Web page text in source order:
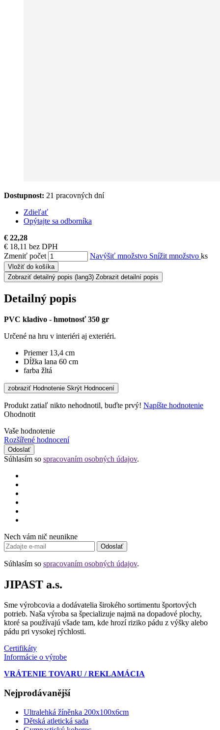
Dostupnost: 21 pracovných dní
Zdieľať
Opýtajte sa odborníka
€ 22,28
€ 18,11 bez DPH
Zmeniť počet
Navýšiť množstvo Snížit množstvo ks
Vložiť do košíka
Zobraziť detailný popis (lang3) Zobrazit detailní popis
Detailný popis
PVC kladivo - hmotnosť 350 gr
Určené na hru v interiéri aj exteriéri.
Priemer 13,4 cm
Dĺžka lana 60 cm
farba žltá
zobraziť Hodnotenie Skrýt Hodnocení
Produkt zatiaľ nikto nehodnotil, buďte prvý! Napíšte hodnotenie
Ohodnotit
Vaše hodnotenie
Rozšířené hodnocení
Odoslať
Súhlasím so spracovaním osobných údajov.
Nech vám nič neunikne
Odoslať
Súhlasím so spracovaním osobných údajov.
JIPAST a.s.
Sme výrobcovia a dodávatelia širokého sortimentu športových
potrieb. Naša výroba sa špecializuje najmä na dopadové plochy,
ktoré sa používajú všade tam, kde hrozí riziko pádu z výšky alebo
pádu pri vysokej rýchlosti.
Certifikáty
Informácie o výrobe
VRÁTENIE TOVARU / REKLAMÁCIA
Nejprodávanější
Ultralehká žíněnka 200x100x6cm
Dětská atletická sada